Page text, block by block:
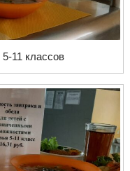
11 классов